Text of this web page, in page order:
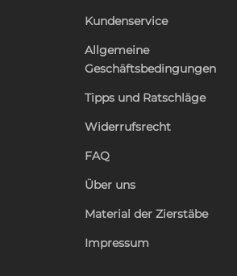
Kundenservice
Allgemeine
Geschäftsbedingungen
Tipps und Ratschläge
Widerrufsrecht
FAQ
Über uns
Material der Zierstäbe
Impressum